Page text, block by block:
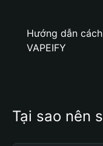
Hướng dẫn
VAPEIFY
Tại sao nên